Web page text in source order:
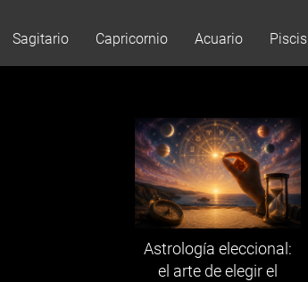
Sagitario Capricornio Acuario Piscis
Astrología eleccional:
el arte de elegir el